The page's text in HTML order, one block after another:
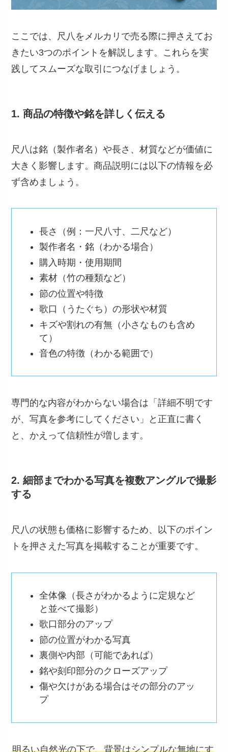
ここでは、尺八をメルカリで売る際に押さえてお
きたい3つのポイントを解説します。これらを実
践してスムーズな取引につなげましょう。
1. 商品の特徴や銘を詳しく伝える
尺八は銘（製作者名）や長さ、材質などが価値に
大きく影響します。商品説明には以下の情報を必
ず含めましょう。
長さ（例：一尺八寸、二尺など）
製作者名・銘（わかる場合）
購入時期・使用期間
素材（竹の種類など）
節の位置や特徴
歌口（うたぐち）の形状や材質
キズや割れの有無（小さなものも含め
て）
音色の特徴（わかる範囲で）
専門的な内容がわからない場合は「詳細不明です
が、写真を参考にしてください」と正直に書く
と、かえって信頼性が増します。
2. 細部までわかる写真を複数アングルで撮影
する
尺八の状態も価格に影響するため、以下のポイン
トを押さえた写真を掲載することが重要です。
全体像（長さがわかるように定規など
と並べて撮影）
歌口部分のアップ
節の位置がわかる写真
裏側や内部（可能であれば）
銘や刻印部分のクローズアップ
傷や欠けがある場合はその部分のアッ
プ
明るい自然光の下で、背景はシンプルな無地にす